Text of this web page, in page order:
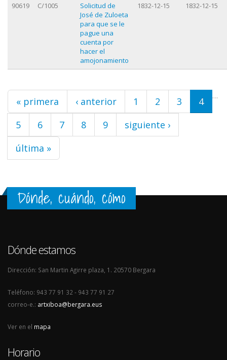
90619 C/1005
Solicitud de
José de Zuloeta
para que se le
pague una
cuenta por
hacer el
amojonamiento
1832-12-15 1832-12-15
Páginas
« primera ‹ anterior 1 2 3
4
5
6 7 8 9
…
siguiente ›
última »
Dónde, cuándo, cómo
Dónde estamos
Dirección: San Martin Agirre plaza, 1. 20570 Bergara
Teléfono: 943 77 91 32 - 943 77 91 27
correo-e.: artxiboa@bergara.eus
Ver en el mapa
Horario